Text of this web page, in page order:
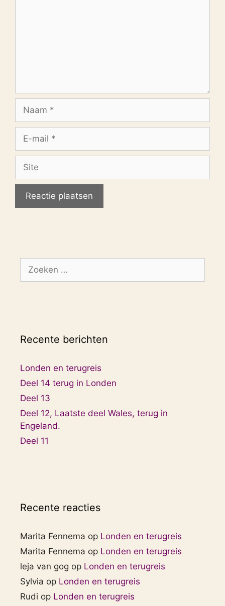
Naam
Site
Zoek
Recente berichten
Londen en terugreis
Deel 14 terug in Londen
Deel 13
Deel 12, Laatste deel Wales, terug in
Engeland.
Deel 11
Recente reacties
Marita Fennema op Londen en terugreis
Marita Fennema op Londen en terugreis
leja van gog op Londen en terugreis
Sylvia op Londen en terugreis
Rudi op Londen en terugreis